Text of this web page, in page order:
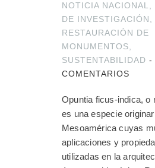
NOTICIA NACIONAL,
DE INVESTIGACIÓN,
RESTAURACIÓN DE
MONUMENTOS,
SUSTENTABILIDAD -
COMENTARIOS
Opuntia ficus-indica, o
es una especie
Mesoamérica cuyas
aplicaciones y
utilizadas en la